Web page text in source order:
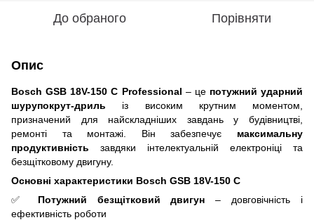
До обраного Порівняти
Опис
Bosch GSB 18V-150 C Professional – це потужний ударний
шурупокрут-дриль із високим крутним моментом,
призначений для найскладніших завдань у будівництві,
ремонті та монтажі. Він забезпечує максимальну
продуктивність завдяки інтелектуальній електроніці та
безщітковому двигуну.
Основні характеристики Bosch GSB 18V-150 C
✅
Потужний безщітковий двигун – довговічність і
ефективність роботи